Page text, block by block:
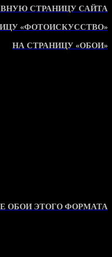
СТРАНИЦУ САЙТА
«ФОТОИСКУССТВО»
НА СТРАНИЦУ «ОБОИ»
ОБОИ ЭТОГО ФОРМАТА